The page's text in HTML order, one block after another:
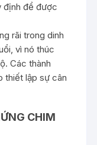
định để được
rãi trong dinh
vì nó thúc
Các thành
thiết lập sự cân
CHIM